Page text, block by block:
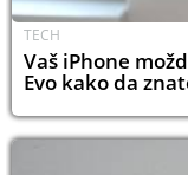
TECH
Vaš iPhone
Evo kako da